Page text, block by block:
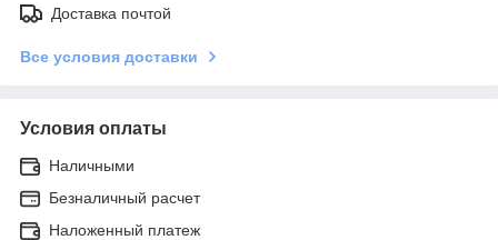
Доставка почтой
Все условия доставки
Условия оплаты
Наличными
Безналичный расчет
Наложенный платеж